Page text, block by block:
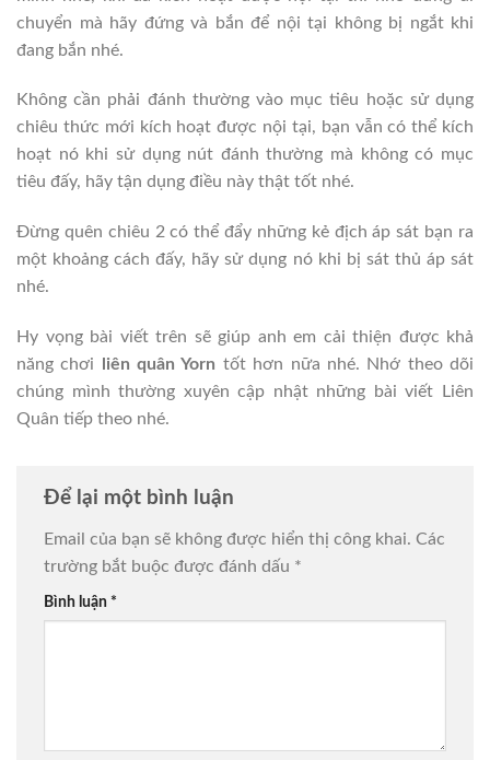
chuyển mà hãy đứng và bắn để nội tại không bị ngắt khi
đang bắn nhé.
Không cần phải đánh thường vào mục tiêu hoặc sử dụng
chiêu thức mới kích hoạt được nội tại, bạn vẫn có thể kích
hoạt nó khi sử dụng nút đánh thường mà không có mục
tiêu đấy, hãy tận dụng điều này thật tốt nhé.
Đừng quên chiêu 2 có thể đẩy những kẻ địch áp sát bạn ra
một khoảng cách đấy, hãy sử dụng nó khi bị sát thủ áp sát
nhé.
Hy vọng bài viết trên sẽ giúp anh em cải thiện được khả
năng chơi
liên quân Yorn tốt hơn nữa nhé. Nhớ theo dõi
chúng mình thường xuyên cập nhật những bài viết Liên
Quân tiếp theo nhé.
Để lại một bình luận
Email của bạn sẽ không được hiển thị công khai. Các
trường bắt buộc được đánh dấu *
Bình luận *